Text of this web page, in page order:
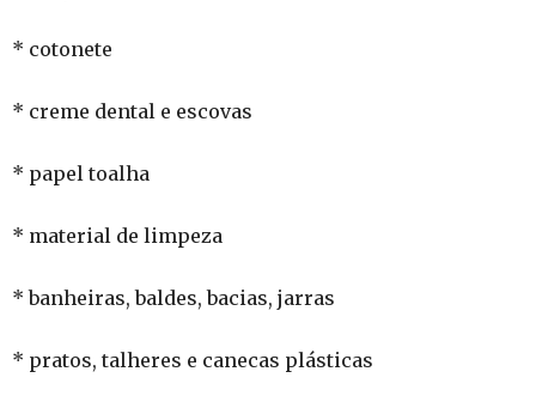
* cotonete
* creme dental e escovas
* papel toalha
* material de limpeza
* banheiras, baldes, bacias, jarras
* pratos, talheres e canecas plásticas